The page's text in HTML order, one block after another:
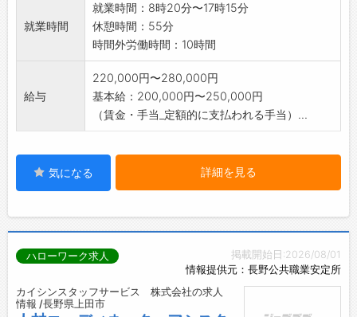
就業時間
就業時間：8時20分〜17時15分
休憩時間：55分
時間外労働時間：10時間
給与
220,000円〜280,000円
基本給：200,000円〜250,000円
（賃金・手当_定額的に支払われる手当）...
気になる 詳細を見る
掲載開始日:2026/08/01
情報提供元：長野公共職業安定所
ハローワーク求人
カイシンスタッフサービス 株式会社の求人
情報 /長野県上田市